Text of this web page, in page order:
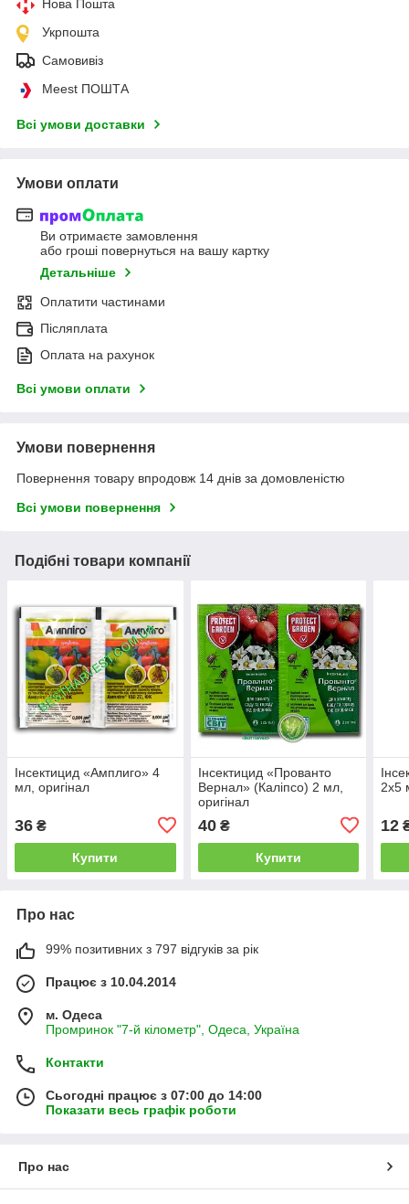
Нова Пошта
Укрпошта
Самовивіз
Meest ПОШТА
Всі умови доставки
Умови оплати
Ви отримаєте замовлення
або гроші повернуться на вашу картку
Детальніше
Оплатити частинами
Післяплата
Оплата на рахунок
Всі умови оплати
Умови повернення
Повернення товару впродовж 14 днів за домовленістю
Всі умови повернення
Подібні товари компанії
Інсектицид «Амплиго» 4
мл, оригінал
36 ₴
Купити
Інсектицид «Прованто
Вернал» (Каліпсо) 2 мл,
оригінал
40₴
Купити
2х5
12
Про нас
99% позитивних з 797 відгуків за рік
Працює з 10.04.2014
м. Одеса
Промринок "7-й кілометр", Одеса, Україна
Контакти
Сьогодні працює з 07:00 до 14:00
Показати весь графік роботи
Про нас